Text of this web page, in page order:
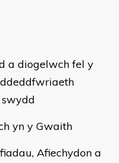
a diogelwch fel y
yn y Gwaith
Afiechydon a